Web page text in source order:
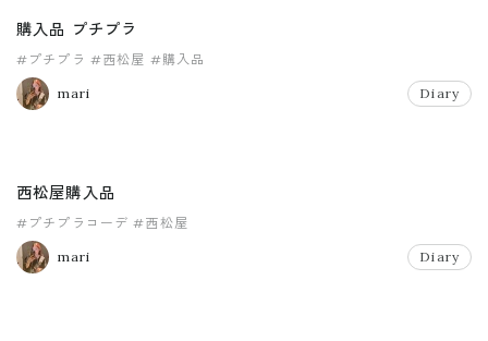
購入品 プチプラ
#プチプラ #西松屋 #購入品
mari Diary
西松屋購入品
#プチプラコーデ #西松屋
mari Diary